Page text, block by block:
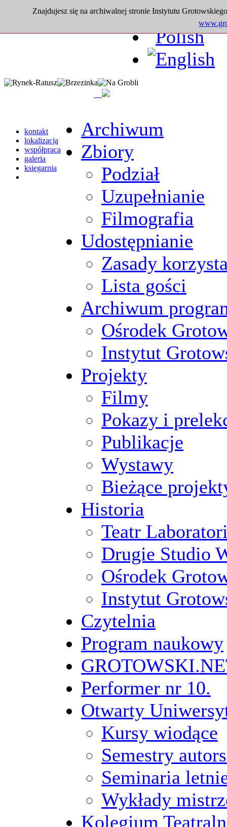
Znajdujesz się na archiwalnej stronie Instytutu
kontakt
lokalizacja
współpraca
galeria
księgarnia
Archiwum
Zbiory
Podział
Uzupełnianie
Filmografia
Udostępnianie
Zasady
Lista gości
Archiwum
Ośrodek
Instytut
Projekty
Filmy
Pokazy i
Publikacje
Wystawy
Bieżące
Historia
Teatr
Drugie Studio
Ośrodek
Instytut
Czytelnia
Program naukowy
Performer nr 10.
Otwarty
Kursy wiodące
Semestry
Seminaria
Wykłady
Kolegium